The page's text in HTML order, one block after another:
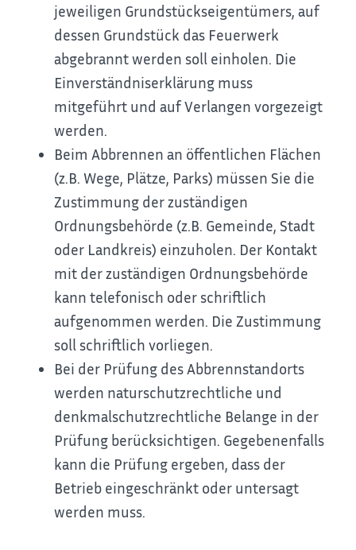
jeweiligen Grundstückseigentümers, auf
dessen Grundstück das Feuerwerk
abgebrannt werden soll einholen. Die
Einverständniserklärung muss
mitgeführt und auf Verlangen vorgezeigt
werden.
Beim Abbrennen an öffentlichen Flächen
(z.B. Wege, Plätze, Parks) müssen Sie die
Zustimmung der zuständigen
Ordnungsbehörde (z.B. Gemeinde, Stadt
oder Landkreis) einzuholen. Der Kontakt
mit der zuständigen Ordnungsbehörde
kann telefonisch oder schriftlich
aufgenommen werden. Die Zustimmung
soll schriftlich vorliegen.
Bei der Prüfung des Abbrennstandorts
werden naturschutzrechtliche und
denkmalschutzrechtliche Belange in der
Prüfung berücksichtigen. Gegebenenfalls
kann die Prüfung ergeben, dass der
Betrieb eingeschränkt oder untersagt
werden muss.